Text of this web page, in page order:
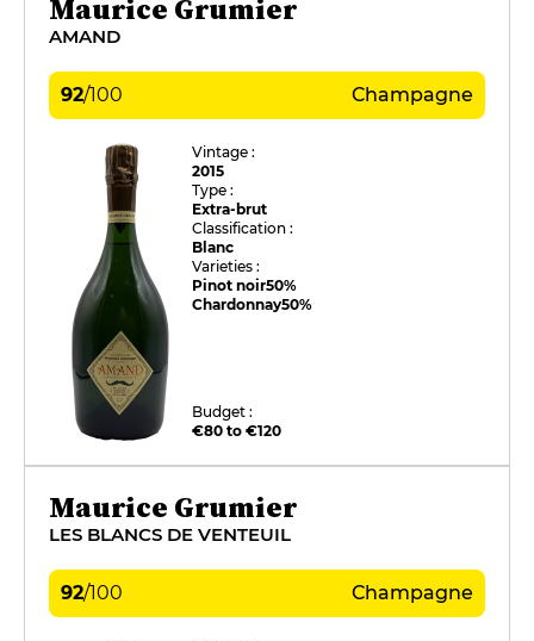
Maurice Grumier
AMAND
92/100 Champagne
Vintage :
2015
Type :
Extra-brut
Classification :
Blanc
Varieties :
Pinot noir50%
Chardonnay50%
Budget :
€80 to €120
Maurice Grumier
LES BLANCS DE VENTEUIL
92/100 Champagne